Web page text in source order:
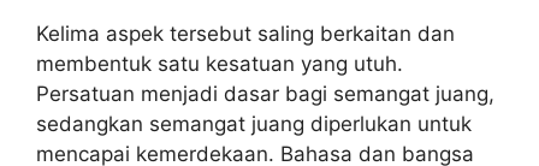
Kelima aspek tersebut saling berkaitan dan
membentuk satu kesatuan yang utuh.
Persatuan menjadi dasar bagi semangat juang,
sedangkan semangat juang diperlukan untuk
mencapai kemerdekaan. Bahasa dan bangsa